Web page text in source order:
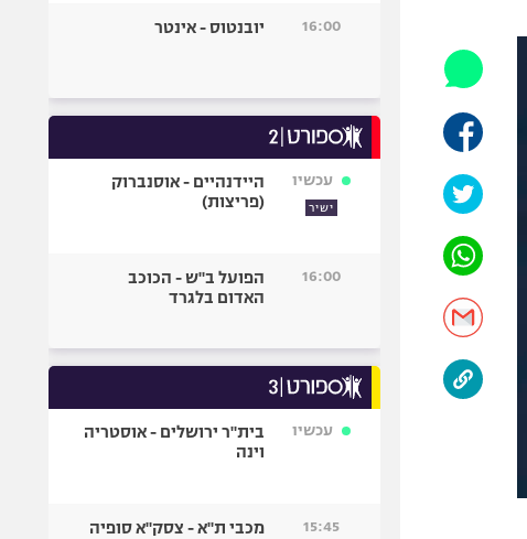
אופניים
כדורמים
פוטבול אמריקאי NFL
ספורט אתגרי
גיימינג E-Sports
16:00 יובנטוס - אינטר
עכשיו
ישיר
היידנהיים - אוסנברוק
(פריצות)
16:00
הפועל ב"ש - הכוכב
האדום בלגרד
עכשיו
בית"ר ירושלים - אוסטריה
וינה
15:45 מכבי ת"א - צסק"א סופיה